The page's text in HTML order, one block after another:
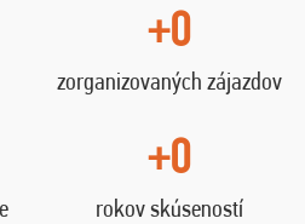
+0
zorganizovaných zájazdov
+0
rokov skúseností